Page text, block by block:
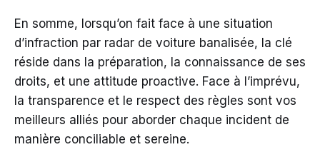
En somme, lorsqu’on fait face à une situation
d’infraction par radar de voiture banalisée, la clé
réside dans la préparation, la connaissance de ses
droits, et une attitude proactive. Face à l’imprévu,
la transparence et le respect des règles sont vos
meilleurs alliés pour aborder chaque incident de
manière conciliable et sereine.